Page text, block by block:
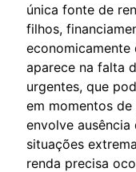
única fonte de
filhos,
economicamente
aparece na falta
urgentes, que
em momentos
envolve
situações
renda precisa